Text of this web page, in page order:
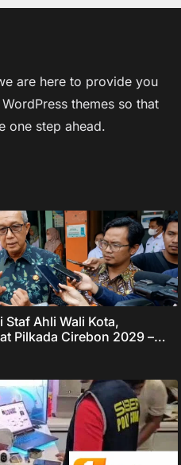
are here to provide you
themes so that
one step ahead.
Staf Ahli Wali Kota,
Pilkada Cirebon 2029 –